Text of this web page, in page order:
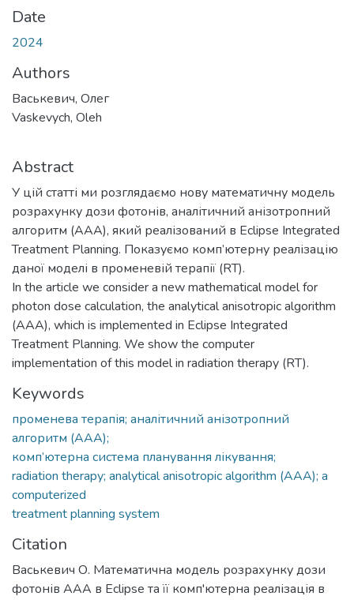
Date
2024
Authors
Васькевич, Олег
Vaskevych, Oleh
Abstract
У цій статті ми розглядаємо нову математичну модель
розрахунку дози фотонів, аналітичний анізотропний
алгоритм (AAA), який реалізований в Eclipse Integrated
Treatment Planning. Показуємо комп’ютерну реалізацію
даної моделі в променевій терапії (RT).
In the article we consider a new mathematical model for
photon dose calculation, the analytical anisotropic algorithm
(AAA), which is implemented in Eclipse Integrated
Treatment Planning. We show the computer
implementation of this model in radiation therapy (RT).
Keywords
променева терапія; аналітичний анізотропний
алгоритм (AAA);
комп’ютерна система планування лікування;
radiation therapy; analytical anisotropic algorithm (AAA); a
computerized
treatment planning system
Citation
Васькевич О. Математична модель розрахунку дози
фотонів ААА в Eclipse та її комп'ютерна реалізація в